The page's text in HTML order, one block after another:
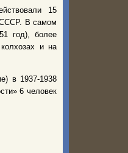
15
СССР. В самом
год), более
и на
в 1937-1938
6 человек